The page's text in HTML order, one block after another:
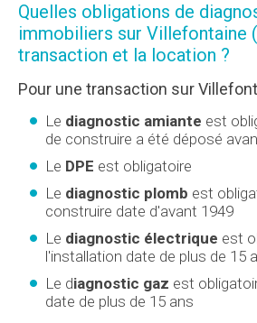
Quelles obligations de
immobiliers sur Villefontaine
transaction et la location ?
Pour une transaction sur
Le diagnostic amiante est
de construire a été déposé
Le DPE est obligatoire
Le diagnostic plomb est
construire date d'avant 1949
Le diagnostic électrique est
l'installation date de plus de 15
Le diagnostic gaz est
date de plus de 15 ans